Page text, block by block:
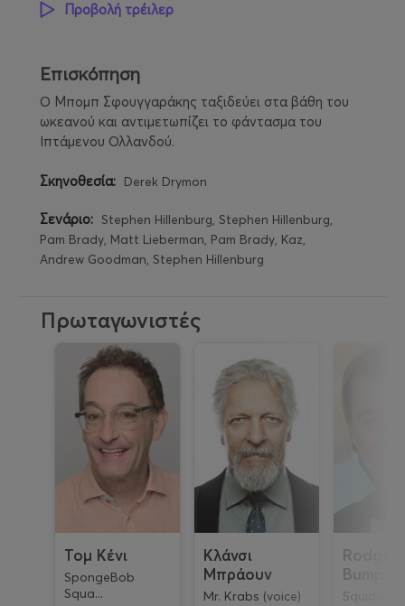
Προβολή τρέιλερ
Επισκόπηση
Ο Μπομπ Σφουγγαράκης ταξιδεύει στα βάθη του
ωκεανού και αντιμετωπίζει το φάντασμα του
Ιπτάμενου Ολλανδού.
Σκηνοθεσία: Derek Drymon
Σενάριο: Stephen Hillenburg, Stephen Hillenburg,
Pam Brady, Matt Lieberman, Pam Brady, Kaz,
Andrew Goodman, Stephen Hillenburg
Πρωταγωνιστές
Τομ Κένι
SpongeBob
Squa...
Κλάνσι
Μπράουν
Mr. Krabs (voice)
Rodger